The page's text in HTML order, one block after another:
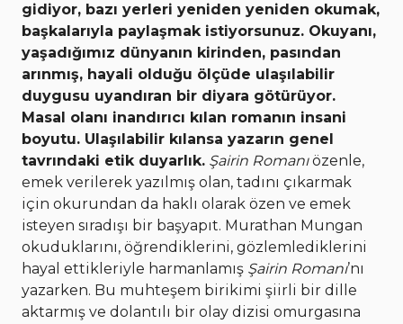
gidiyor, bazı yerleri yeniden yeniden okumak,
başkalarıyla paylaşmak istiyorsunuz. Okuyanı,
yaşadığımız dünyanın kirinden, pasından
arınmış, hayali olduğu ölçüde ulaşılabilir
duygusu uyandıran bir diyara götürüyor.
Masal olanı inandırıcı kılan romanın insani
boyutu. Ulaşılabilir kılansa yazarın genel
tavrındaki etik duyarlık. Şairin Romanıözenle,
emek verilerek yazılmış olan, tadını çıkarmak
için okurundan da haklı olarak özen ve emek
isteyen sıradışı bir başyapıt. Murathan Mungan
okuduklarını, öğrendiklerini, gözlemlediklerini
hayal ettikleriyle harmanlamış Şairin Romanı’nı
yazarken. Bu muhteşem birikimi şiirli bir dille
aktarmış ve dolantılı bir olay dizisi omurgasına